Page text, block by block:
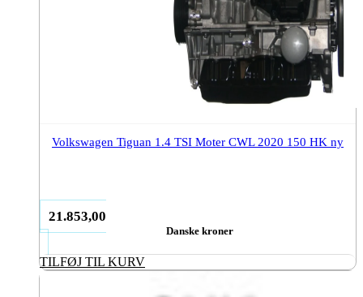
Volkswagen Tiguan 1.4 TSI Moter CWL 2020 150 HK ny
21.853,00
Danske kroner
TILFØJ TIL KURV